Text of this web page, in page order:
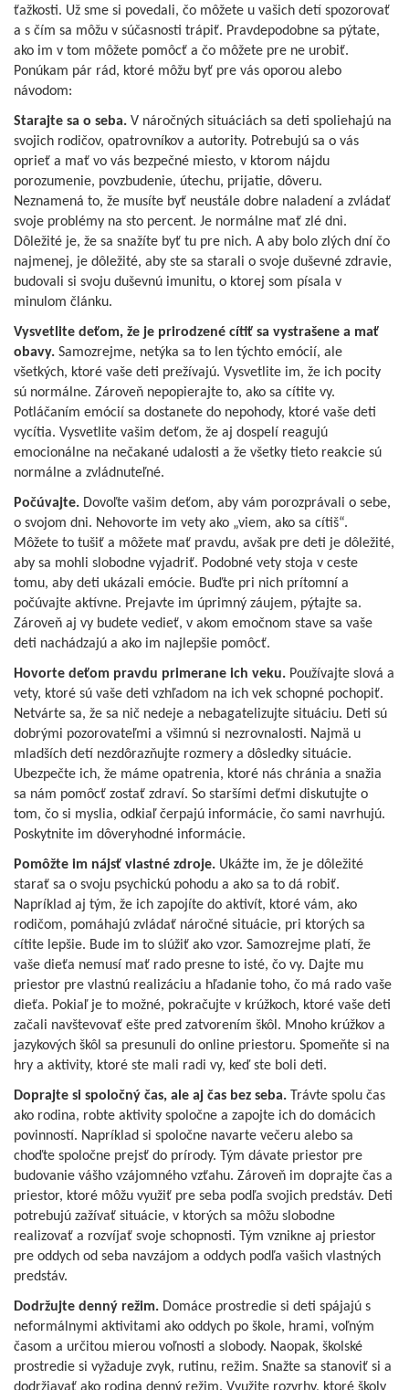
ťažkosti. Už sme si povedali, čo môžete u vašich detí spozorovať
a s čím sa môžu v súčasnosti trápiť. Pravdepodobne sa pýtate,
ako im v tom môžete pomôcť a čo môžete pre ne urobiť.
Ponúkam pár rád, ktoré môžu byť pre vás oporou alebo
návodom:
Starajte sa o seba. V náročných situáciách sa deti spoliehajú na
svojich rodičov, opatrovníkov a autority. Potrebujú sa o vás
oprieť a mať vo vás bezpečné miesto, v ktorom nájdu
porozumenie, povzbudenie, útechu, prijatie, dôveru.
Neznamená to, že musíte byť neustále dobre naladení a zvládať
svoje problémy na sto percent. Je normálne mať zlé dni.
Dôležité je, že sa snažíte byť tu pre nich. A aby bolo zlých dní čo
najmenej, je dôležité, aby ste sa starali o svoje duševné zdravie,
budovali si svoju duševnú imunitu, o ktorej som písala v
minulom článku.
Vysvetlite deťom, že je prirodzené cítiť sa vystrašene a mať
obavy. Samozrejme, netýka sa to len týchto emócií, ale
všetkých, ktoré vaše deti prežívajú. Vysvetlite im, že ich pocity
sú normálne. Zároveň nepopierajte to, ako sa cítite vy.
Potláčaním emócií sa dostanete do nepohody, ktoré vaše deti
vycítia. Vysvetlite vašim deťom, že aj dospelí reagujú
emocionálne na nečakané udalosti a že všetky tieto reakcie sú
normálne a zvládnuteľné.
Počúvajte. Dovoľte vašim deťom, aby vám porozprávali o sebe,
o svojom dni. Nehovorte im vety ako „viem, ako sa cítiš“.
Môžete to tušiť a môžete mať pravdu, avšak pre deti je dôležité,
aby sa mohli slobodne vyjadriť. Podobné vety stoja v ceste
tomu, aby deti ukázali emócie. Buďte pri nich prítomní a
počúvajte aktívne. Prejavte im úprimný záujem, pýtajte sa.
Zároveň aj vy budete vedieť, v akom emočnom stave sa vaše
deti nachádzajú a ako im najlepšie pomôcť.
Hovorte deťom pravdu primerane ich veku. Používajte slová a
vety, ktoré sú vaše deti vzhľadom na ich vek schopné pochopiť.
Netvárte sa, že sa nič nedeje a nebagatelizujte situáciu. Deti sú
dobrými pozorovateľmi a všimnú si nezrovnalosti. Najmä u
mladších detí nezdôrazňujte rozmery a dôsledky situácie.
Ubezpečte ich, že máme opatrenia, ktoré nás chránia a snažia
sa nám pomôcť zostať zdraví. So staršími deťmi diskutujte o
tom, čo si myslia, odkiaľ čerpajú informácie, čo sami navrhujú.
Poskytnite im dôveryhodné informácie.
Pomôžte im nájsť vlastné zdroje. Ukážte im, že je dôležité
starať sa o svoju psychickú pohodu a ako sa to dá robiť.
Napríklad aj tým, že ich zapojíte do aktivít, ktoré vám, ako
rodičom, pomáhajú zvládať náročné situácie, pri ktorých sa
cítite lepšie. Bude im to slúžiť ako vzor. Samozrejme platí, že
vaše dieťa nemusí mať rado presne to isté, čo vy. Dajte mu
priestor pre vlastnú realizáciu a hľadanie toho, čo má rado vaše
dieťa. Pokiaľ je to možné, pokračujte v krúžkoch, ktoré vaše deti
začali navštevovať ešte pred zatvorením škôl. Mnoho krúžkov a
jazykových škôl sa presunuli do online priestoru. Spomeňte si na
hry a aktivity, ktoré ste mali radi vy, keď ste boli deti.
Doprajte si spoločný čas, ale aj čas bez seba.
Trávte spolu čas
ako rodina, robte aktivity spoločne a zapojte ich do domácich
povinností. Napríklad si spoločne navarte večeru alebo sa
choďte spoločne prejsť do prírody. Tým dávate priestor pre
budovanie vášho vzájomného vzťahu. Zároveň im doprajte čas a
priestor, ktoré môžu využiť pre seba podľa svojich predstáv. Deti
potrebujú zažívať situácie, v ktorých sa môžu slobodne
realizovať a rozvíjať svoje schopnosti. Tým vznikne aj priestor
pre oddych od seba navzájom a oddych podľa vašich vlastných
predstáv.
Dodržujte denný režim. Domáce prostredie si deti spájajú s
neformálnymi aktivitami ako oddych po škole, hrami, voľným
časom a určitou mierou voľnosti a slobody. Naopak, školské
prostredie si vyžaduje zvyk, rutinu, režim. Snažte sa stanoviť si a